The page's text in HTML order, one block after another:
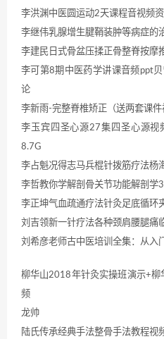
李洪渊中医圆运动2天课程音视频
李继伟乳腺增生腱鞘装肿等病症的
李建民日式骨盆压揉正骨整脊按摩
李可第8期中医药学讲课音频ppt
论
李新雨-完整脊椎矫正（送两套课
李玉宾四圣心源27集四圣心源
8.7G
李占魁况得志马兵棍针拨筋疗法杨
李哲教你学解剖骨关节功能解剖学
李正坤气血疏通疗法针灸足底循环
刘吉领新一针疗法各种颈肩腰腿痛
刘希彦老师古中医培训全集：从入
柳华山2018年针灸实操班演示+
频
龙帅
陆氏传承经典手法整骨手法教程视